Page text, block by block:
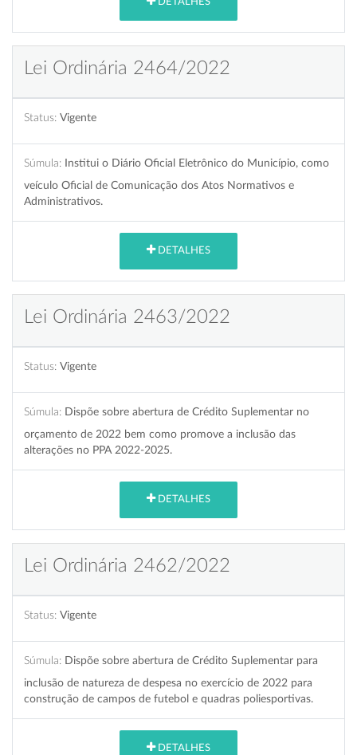
DETALHES
Lei Ordinária 2464/2022
Status: Vigente
Súmula: Institui o Diário Oficial Eletrônico do Município, como
veículo Oficial de Comunicação dos Atos Normativos e
Administrativos.
DETALHES
Lei Ordinária 2463/2022
Status: Vigente
Súmula: Dispõe sobre abertura de Crédito Suplementar no
orçamento de 2022 bem como promove a inclusão das
alterações no PPA 2022-2025.
DETALHES
Lei Ordinária 2462/2022
Status: Vigente
Súmula: Dispõe sobre abertura de Crédito Suplementar para
inclusão de natureza de despesa no exercício de 2022 para
construção de campos de futebol e quadras poliesportivas.
DETALHES